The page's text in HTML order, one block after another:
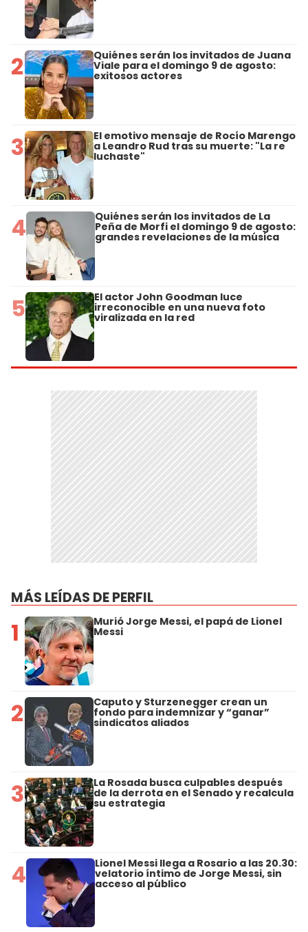
2 Quiénes serán los invitados de Juana
Viale para el domingo 9 de agosto:
exitosos actores
3 El emotivo mensaje de Rocío Marengo
a Leandro Rud tras su muerte: "La re
luchaste"
4 Quiénes serán los invitados de La
Peña de Morfi el domingo 9 de agosto:
grandes revelaciones de la música
5 El actor John Goodman luce
irreconocible en una nueva foto
viralizada en la red
MÁS LEÍDAS DE PERFIL
1 Murió Jorge Messi, el papá de Lionel
Messi
2 Caputo y Sturzenegger crean un
fondo para indemnizar y “ganar”
sindicatos aliados
3 La Rosada busca culpables después
de la derrota en el Senado y recalcula
su estrategia
4 Lionel Messi llega a Rosario a las 20.30:
velatorio íntimo de Jorge Messi, sin
acceso al público